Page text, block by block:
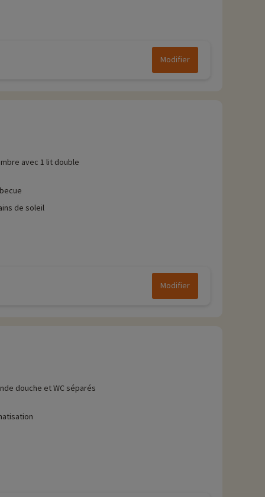
Modifier
avec 1 lit double
de soleil
Modifier
douche et WC séparés